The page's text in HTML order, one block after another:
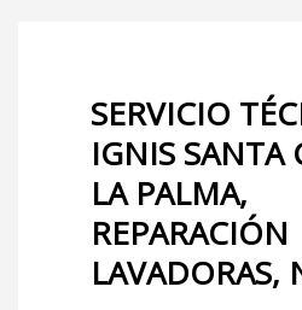
SERVICIO
IGNIS SANTA
LA PALMA,
REPARACIÓN
LAVADORAS,